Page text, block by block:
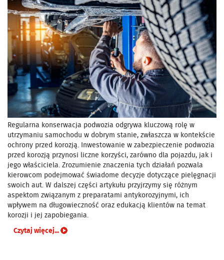
Regularna konserwacja podwozia odgrywa kluczową rolę w
utrzymaniu samochodu w dobrym stanie, zwłaszcza w kontekście
ochrony przed korozją. Inwestowanie w zabezpieczenie podwozia
przed korozją przynosi liczne korzyści, zarówno dla pojazdu, jak i
jego właściciela. Zrozumienie znaczenia tych działań pozwala
kierowcom podejmować świadome decyzje dotyczące pielęgnacji
swoich aut. W dalszej części artykułu przyjrzymy się różnym
aspektom związanym z preparatami antykorozyjnymi, ich
wpływem na długowieczność oraz edukacją klientów na temat
korozji i jej zapobiegania.
Czytaj więcej...